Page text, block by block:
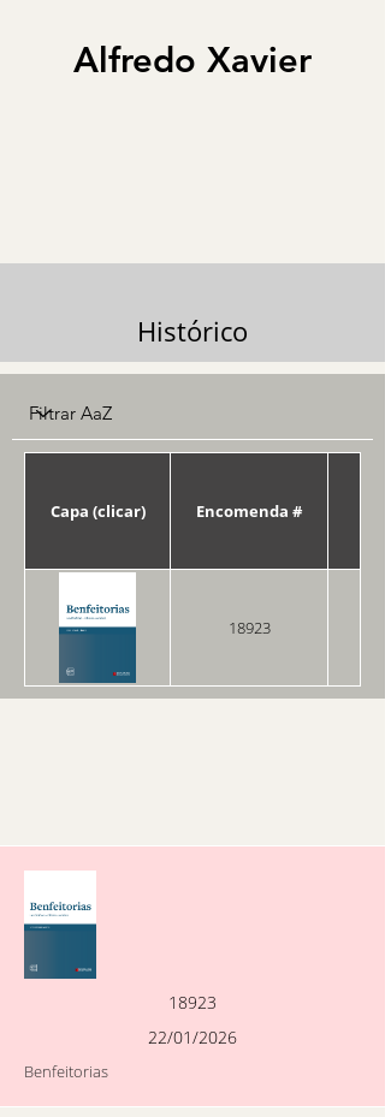
Alfredo Xavier
Histórico
Capa (clicar) Encomenda #
18923
18923
22/01/2026
Benfeitorias